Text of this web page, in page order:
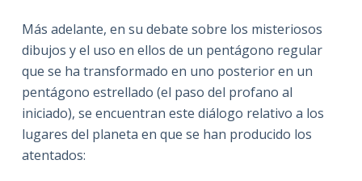
Más adelante, en su debate sobre los misteriosos
dibujos y el uso en ellos de un pentágono regular
que se ha transformado en uno posterior en un
pentágono estrellado (el paso del profano al
iniciado), se encuentran este diálogo relativo a los
lugares del planeta en que se han producido los
atentados: